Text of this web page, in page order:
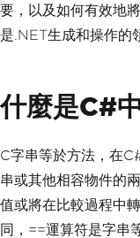
要，以及如何有效地
是.NET生成和操作的
什麼是C#
C字串等於方法，在
串或其他相容物件的
值或將在比較過程中
同，==運算符是字串